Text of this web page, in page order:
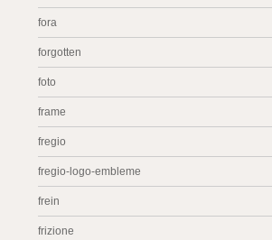
fora
forgotten
foto
frame
fregio
fregio-logo-embleme
frein
frizione